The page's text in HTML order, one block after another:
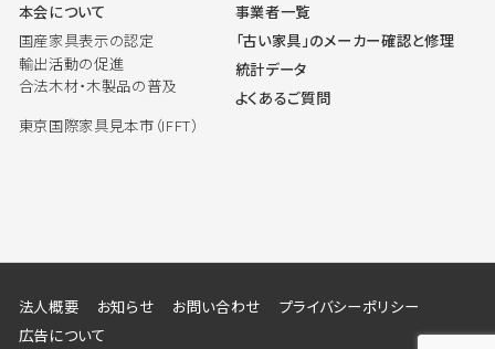
本会について
国産家具表示の認定
輸出活動の促進
合法木材・木製品の普及
東京国際家具見本市（IFFT）
事業者一覧
「古い家具」のメーカー確認と修理
統計データ
よくあるご質問
法人概要 お知らせ お問い合わせ
プライバシーポリシー
広告について